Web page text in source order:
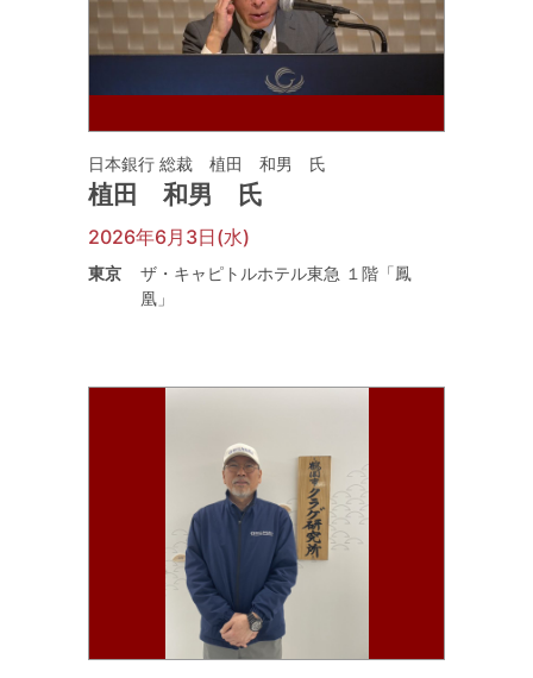
日本銀行 総裁 植田 和男 氏
植田 和男 氏
2026年6月3日(水)
東京
ザ・キャピトルホテル東急 １階「鳳
凰」